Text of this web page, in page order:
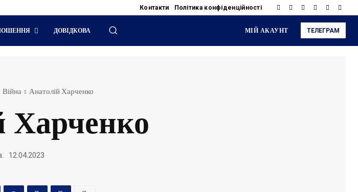
Контакти Політика конфіденційності
ДОВІДКОВА МІЙ АКАУНТ ТЕЛЕГРАМ
Війна Анатолій Харченко
Харченко
12.04.2023